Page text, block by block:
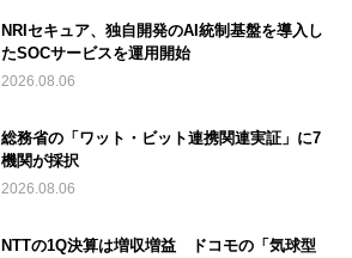
NRIセキュア、独自開発のAI統制基盤を導入し
たSOCサービスを運用開始
2026.08.06
総務省の「ワット・ビット連携関連実証」に7
機関が採択
2026.08.06
NTTの1Q決算は増収増益 ドコモの「気球型